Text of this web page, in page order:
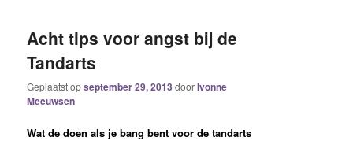
Acht tips voor angst bij de
Tandarts
Geplaatst opseptember 29, 2013 doorIvonne
Meeuwsen
Wat de doen als je bang bent voor de tandarts